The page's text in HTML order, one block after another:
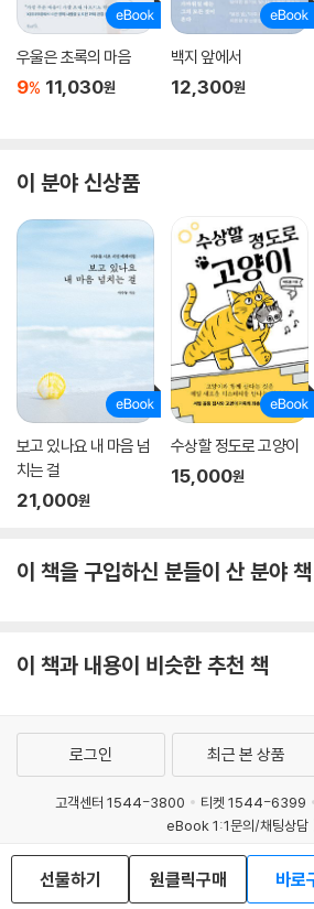
우울은 초록의 마음
9% 11,030원
백지 앞에서
12,300원
이 분야 신상품
보고 있나요 내 마음 넘
치는 걸
21,000원
수상할 정도로 고양이
15,000원
이 책을 구입하신 분들이 산 분야 책
이 책과 내용이 비슷한 추천 책
선물하기 원클릭구매 바로
로그인 최근 본 상품
고객센터 1544-3800 티켓 1544-6399
eBook 1:1문의/채팅상담
예스이십사(주) 사업자 정보
이용약관
개인정보처리방침
청